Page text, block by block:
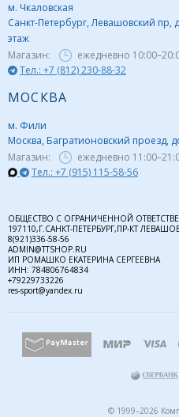
м. Чкаловская
Санкт-Петербург, Левашовский
этаж
Магазин:
ежедневно
Тел.: +7 (812) 230-88-32
МОСКВА
м. Фили
Москва, Багратионовский проезд,
Магазин:
ежедневно
Тел.: +7 (915) 115-58-56
ОБЩЕСТВО С ОГРАНИЧЕННОЙ
197110,Г.САНКТ-ПЕТЕРБУРГ,ПР-КТ
8(921)336-58-56
ADMIN@TTSHOP.RU
ИП РОМАШКО ЕКАТЕРИНА СЕРГЕЕВНА
ИНН: 784806764834
+79229733226
res-sport@yandex.ru
© 1999–2026